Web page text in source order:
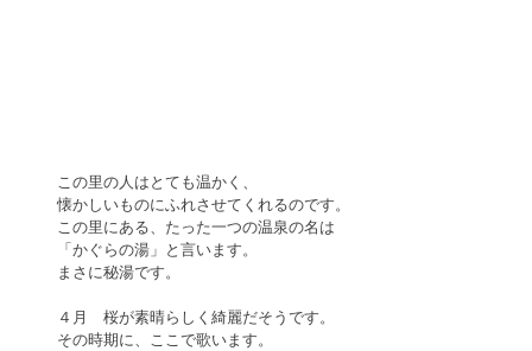
この里の人はとても温かく、
懐かしいものにふれさせてくれるのです。
この里にある、たった一つの温泉の名は
「かぐらの湯」と言います。
まさに秘湯です。
４月　桜が素晴らしく綺麗だそうです。
その時期に、ここで歌います。